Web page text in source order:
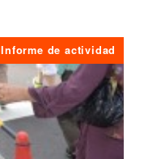
Informe de actividad